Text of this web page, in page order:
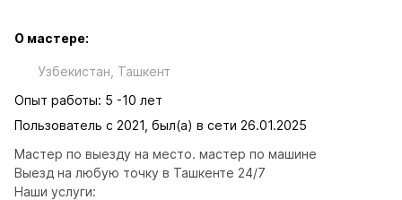
О мастере:
Узбекистан, Ташкент
Опыт работы: 5 -10 лет
Пользователь с 2021, был(а) в сети 26.01.2025
Мастер по выезду на место. мастер по машине
Выезд на любую точку в Ташкенте 24/7
Наши услуги: